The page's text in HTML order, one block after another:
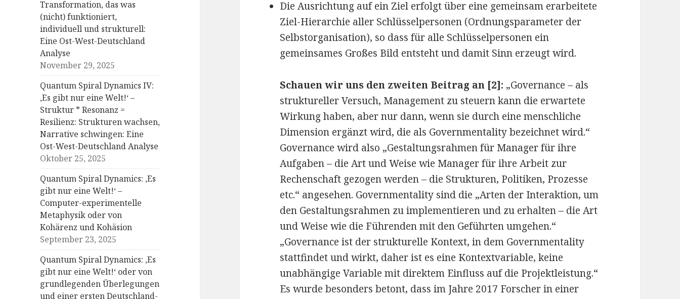
Transformation, das was
(nicht) funktioniert,
individuell und strukturell:
Eine Ost-West-Deutschland
Analyse
November 29, 2025
Quantum Spiral Dynamics IV:
‚Es gibt nur eine Welt!‘ –
Struktur * Resonanz =
Resilienz: Strukturen wachsen,
Narrative schwingen: Eine
Ost-West-Deutschland Analyse
Oktober 25, 2025
Quantum Spiral Dynamics: ‚Es
gibt nur eine Welt!‘ –
Computer-experimentelle
Metaphysik oder von
Kohärenz und Kohäsion
September 23, 2025
Quantum Spiral Dynamics: ‚Es
gibt nur eine Welt!‘ oder von
grundlegenden Überlegungen
und einer ersten Deutschland-
Die Ausrichtung auf ein Ziel erfolgt über eine gemeinsam erarbeitete
Ziel-Hierarchie aller Schlüsselpersonen (Ordnungsparameter der
Selbstorganisation), so dass für alle Schlüsselpersonen ein
gemeinsames Großes Bild entsteht und damit Sinn erzeugt wird.
Schauen wir uns den zweiten Beitrag an [2]: „Governance – als
struktureller Versuch, Management zu steuern kann die erwartete
Wirkung haben, aber nur dann, wenn sie durch eine menschliche
Dimension ergänzt wird, die als Governmentality bezeichnet wird.“
Governance wird also „Gestaltungsrahmen für Manager für ihre
Aufgaben – die Art und Weise wie Manager für ihre Arbeit zur
Rechenschaft gezogen werden – die Strukturen, Politiken, Prozesse
etc.“ angesehen. Governmentality sind die „Arten der Interaktion, um
den Gestaltungsrahmen zu implementieren und zu erhalten – die Art
und Weise wie die Führenden mit den Geführten umgehen.“
„Governance ist der strukturelle Kontext, in dem Governmentality
stattfindet und wirkt, daher ist es eine Kontextvariable, keine
unabhängige Variable mit direktem Einfluss auf die Projektleistung.“
Es wurde besonders betont, dass im Jahre 2017 Forscher in einer